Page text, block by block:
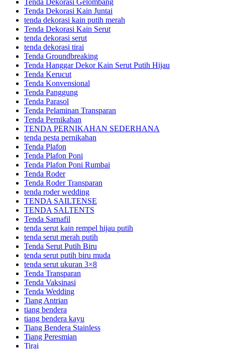
Tenda Dekorasi Kain Juntai
tenda dekorasi kain putih merah
Tenda Dekorasi Kain Serut
tenda dekorasi serut
tenda dekorasi tirai
Tenda Groundbreaking
Tenda Hanggar Dekor Kain Serut Putih Hijau
Tenda Kerucut
Tenda Konvensional
Tenda Panggung
Tenda Parasol
Tenda Pelaminan Transparan
Tenda Pernikahan
TENDA PERNIKAHAN SEDERHANA
tenda pesta pernikahan
Tenda Plafon
Tenda Plafon Poni
Tenda Plafon Poni Rumbai
Tenda Roder
Tenda Roder Transparan
tenda roder wedding
TENDA SAILTENSE
TENDA SALTENTS
Tenda Sarnafil
tenda serut kain rempel hijau putih
tenda serut merah putih
Tenda Serut Putih Biru
tenda serut putih biru muda
tenda serut ukuran 3×8
Tenda Transparan
Tenda Vaksinasi
Tenda Wedding
Tiang Antrian
tiang bendera
tiang bendera kayu
Tiang Bendera Stainless
Tiang Peresmian
Tirai